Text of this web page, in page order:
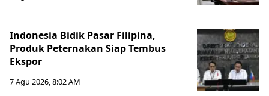
Indonesia Bidik Pasar Filipina,
Produk Peternakan Siap Tembus
Ekspor
7 Agu 2026, 8:02 AM